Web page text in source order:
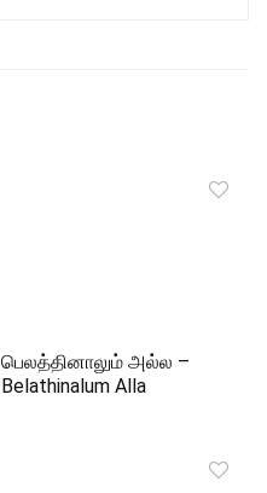
பெலத்தினாலும் அல்ல –
Belathinalum Alla